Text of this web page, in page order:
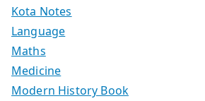
Kota Notes
Language
Maths
Medicine
Modern History Book